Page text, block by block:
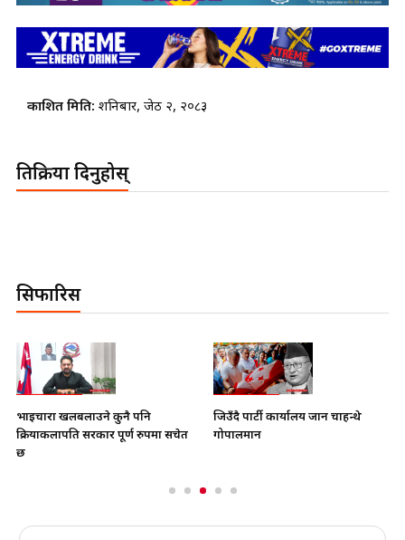
प्रकाशित मिति: शनिबार, जेठ २, २०८३
प्रतिक्रिया दिनुहोस्
सिफारिस
भाइचारा खलबलाउने कुनै पनि
क्रियाकलापप्रति सरकार पूर्ण रुपमा सचेत
छ
जिउँदै पार्टी कार्यालय जान चाहन्थे
गोपालमान